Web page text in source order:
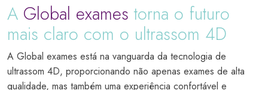
A Global exames torna o futuro
mais claro com o ultrassom 4D
A Global exames está na vanguarda da tecnologia de
ultrassom 4D, proporcionando não apenas exames de alta
qualidade, mas também uma experiência confortável e